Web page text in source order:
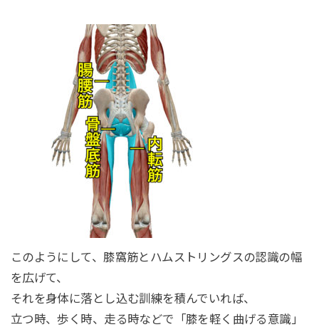
このようにして、膝窩筋とハムストリングスの認識の幅
を広げて、
それを身体に落とし込む訓練を積んでいれば、
立つ時、歩く時、走る時などで「膝を軽く曲げる意識」